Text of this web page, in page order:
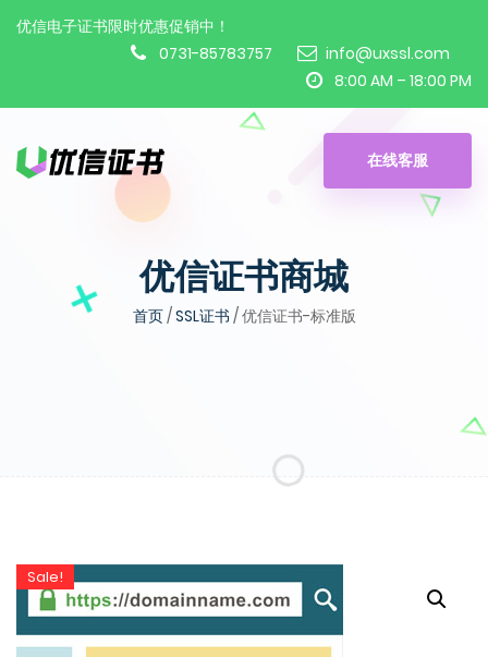
优信电子证书限时优惠促销中！
0731-85783757
info@uxssl.com
8:00 AM – 18:00 PM
在线客服
优信证书商城
首页/SSL证书 / 优信证书-标准版
Sale!